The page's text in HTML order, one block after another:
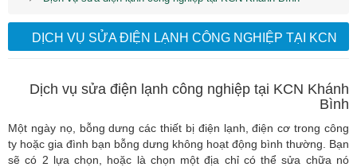
DỊCH VỤ SỬA ĐIỆN LẠNH CÔNG NGHIỆP TẠI KCN
Dịch vụ sửa điện lạnh công nghiệp tại KCN Khánh
Bình
Một ngày nọ, bỗng dưng các thiết bị điện lạnh, điện cơ trong công
ty hoặc gia đình bạn bỗng dưng không hoạt động bình thường. Bạn
sẽ có 2 lựa chọn, hoặc là chọn một địa chỉ có thể sửa chữa nó